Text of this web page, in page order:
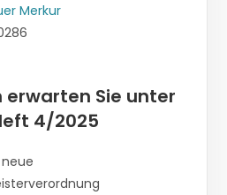
Merkur
erwarten Sie unter
4/2025
neue